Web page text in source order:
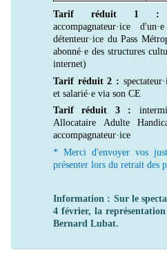
Tarif réduit 1 :
accompagnateur·ice
détenteur·ice du Pass
abonné·e des structures
internet)
Tarif réduit 2 :
et salarié·e via son CE
Tarif réduit 3 :
Allocataire Adulte
accompagnateur·ice
* Merci d'envoyer vos
présenter lors du retrait des
Information : Sur le
4 février, la
Bernard Lubat.